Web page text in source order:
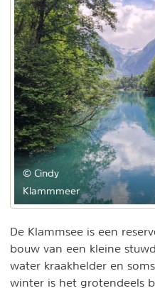
© Cindy
Klammmeer
De Klammsee is een
bouw van een kleine
water kraakhelder en
winter is het grotendeels